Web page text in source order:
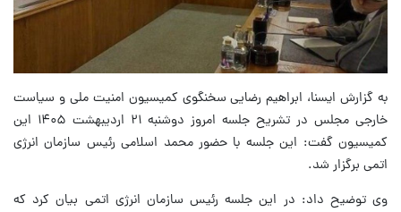
به گزارش ایسنا، ابراهیم رضایی سخنگوی کمیسیون امنیت ملی و سیاست
خارجی مجلس در تشریح جلسه امروز دوشنبه ۲۱ اردیبهشت ۱۴۰۵ این
کمیسیون گفت: این جلسه با حضور محمد اسلامی رئیس سازمان انرژی
اتمی برگزار شد.
وی توضیح داد: در این جلسه رئیس سازمان انرژی اتمی بیان کرد که